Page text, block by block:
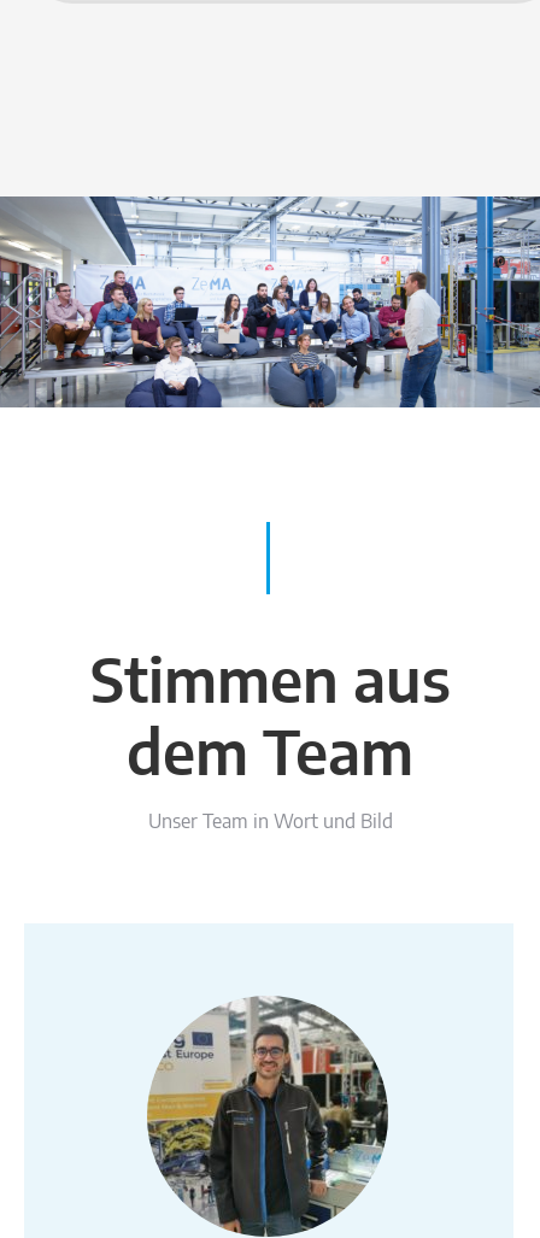
Stimmen aus
dem Team
Unser Team in Wort und Bild